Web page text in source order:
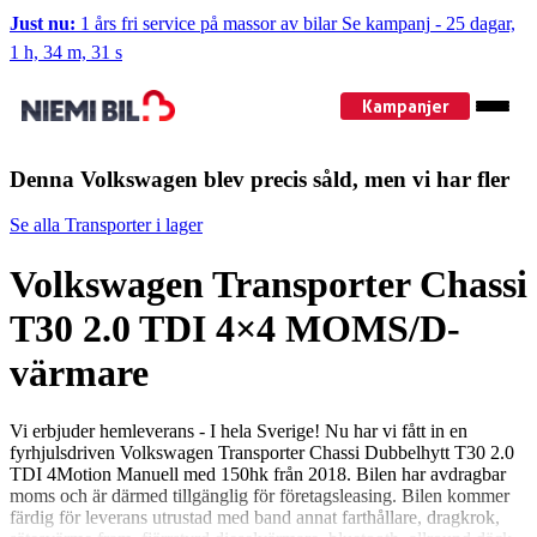
Just nu: 1 års fri service på massor av bilar Se kampanj - 25 dagar,
1 h, 34 m, 30 s
Kampanjer
Denna Volkswagen blev precis såld, men vi har fler
Se alla Transporter i lager
Volkswagen Transporter Chassi
T30 2.0 TDI 4×4 MOMS/D-
värmare
Vi erbjuder hemleverans - I hela Sverige! Nu har vi fått in en
fyrhjulsdriven Volkswagen Transporter Chassi Dubbelhytt T30 2.0
TDI 4Motion Manuell med 150hk från 2018. Bilen har avdragbar
moms och är därmed tillgänglig för företagsleasing. Bilen kommer
färdig för leverans utrustad med band annat farthållare, dragkrok,